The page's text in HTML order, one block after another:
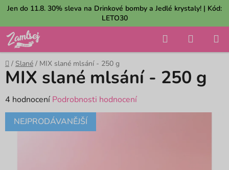
Přejít
obsah
Jen do 11.8. 30% sleva na Drinkové bomby a Jedlé krystaly! | Kód:
LETO30
Hledat
KOŠÍK
Domů
/ Slané / MIX slané mlsání - 250 g
MIX slané mlsání - 250 g
Průměrné
hodnocení
produktu
4 hodnocení Podrobnosti hodnocení
NEJPRODÁVANĚJŠÍ